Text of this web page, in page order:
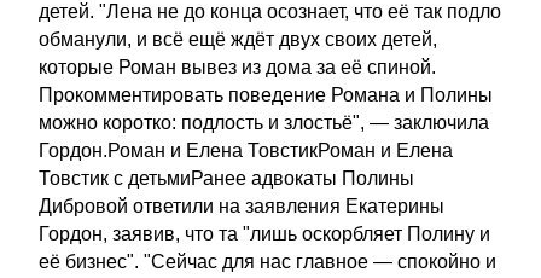
детей. "Лена не до конца осознает, что её так подло
обманули, и всё ещё ждёт двух своих детей,
которые Роман вывез из дома за её спиной.
Прокомментировать поведение Романа и Полины
можно коротко: подлость и злостьё", — заключила
Гордон.Роман и Елена ТовстикРоман и Елена
Товстик с детьмиРанее адвокаты Полины
Дибровой ответили на заявления Екатерины
Гордон, заявив, что та "лишь оскорбляет Полину и
её бизнес". "Сейчас для нас главное — спокойно и